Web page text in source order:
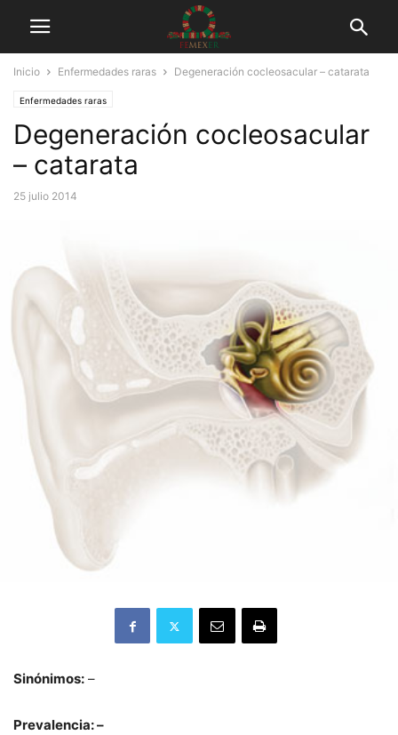
Inicio Enfermedades raras Degeneración cocleosacular – catarata
Enfermedades raras
Degeneración cocleosacular
– catarata
25 julio 2014
Sinónimos: –
Prevalencia: –